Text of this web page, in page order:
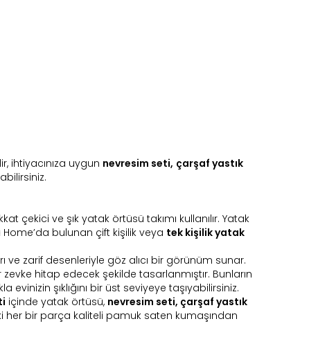
ihtiyacınıza uygun nevresim seti, çarşaf yastık
çekici ve şık yatak örtüsü takımı kullanılır. Yatak
bulunan çift kişilik veya tek kişilik yatak
zarif desenleriyle göz alıcı bir görünüm sunar.
hitap edecek şekilde tasarlanmıştır. Bunların
şıklığını bir üst seviyeye taşıyabilirsiniz.
içinde yatak örtüsü, nevresim seti, çarşaf yastık
her bir parça kaliteli pamuk saten kumaşından